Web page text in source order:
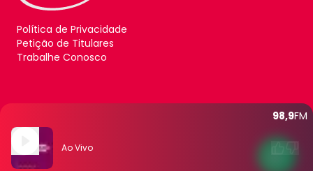
98,9FM
Ao Vivo
Política de Privacidade
Petição de Titulares
Trabalhe Conosco